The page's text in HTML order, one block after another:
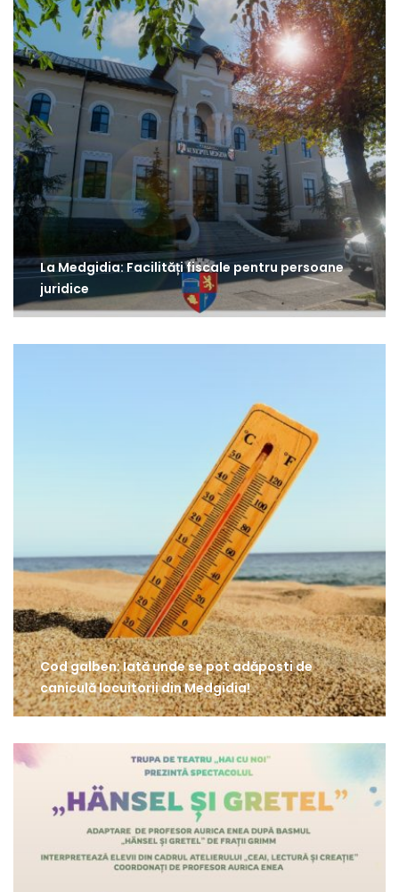
La Medgidia: Facilități fiscale pentru persoane
juridice
Cod galben: Iată unde se pot adăposti de
caniculă locuitorii din Medgidia!